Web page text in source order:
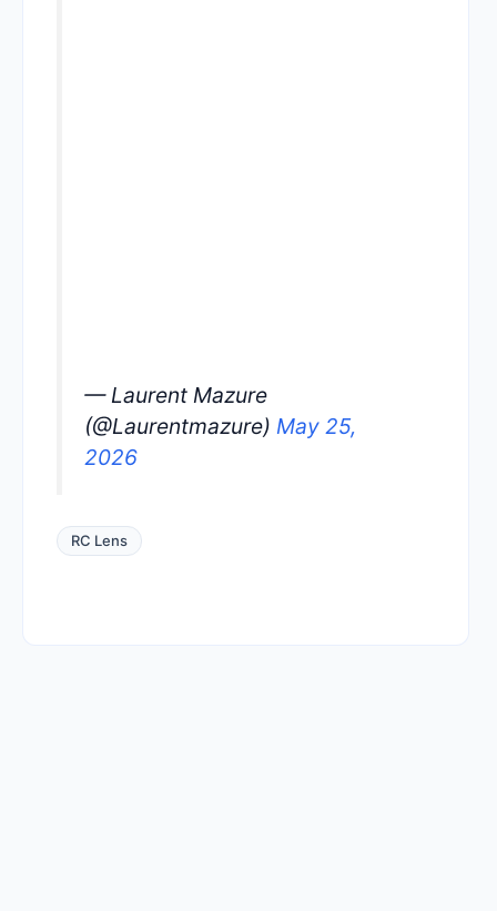
— Laurent Mazure
(@Laurentmazure) May 25,
2026
RC Lens